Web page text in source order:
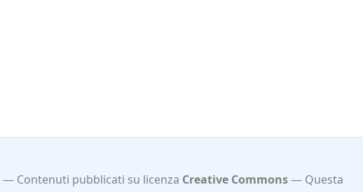
Contenuti pubblicati su licenza Creative Commons
Questa